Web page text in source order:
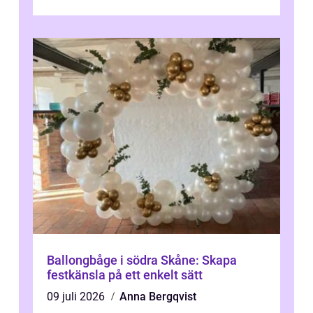
Ballongbåge i södra Skåne: Skapa
festkänsla på ett enkelt sätt
09 juli 2026
Anna Bergqvist